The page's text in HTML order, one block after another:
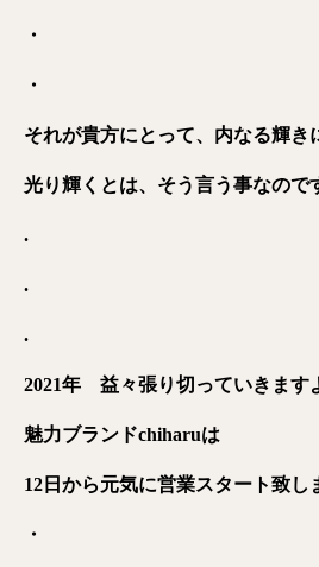
・
・
それが貴方にとって、内なる輝き
光り輝くとは、そう言う事なので
.
.
.
2021年 益々張り切っていきます
魅力ブランドchiharuは
12日から元気に営業スタート致し
・